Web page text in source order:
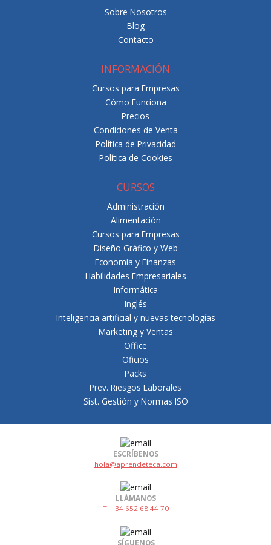
Sobre Nosotros
Blog
Contacto
INFORMACIÓN
Cursos para Empresas
Cómo Funciona
Precios
Condiciones de Venta
Política de Privacidad
Política de Cookies
CURSOS
Administración
Alimentación
Cursos para Empresas
Diseño Gráfico y Web
Economía y Finanzas
Habilidades Empresariales
Informática
Inglés
Inteligencia artificial y nuevas tecnologías
Marketing y Ventas
Office
Oficios
Packs
Prev. Riesgos Laborales
Sist. Gestión y Normas ISO
ESCRÍBENOS
hola@aprendeteca.com
LLÁMANOS
T. +34 652 68 44 70
SÍGUENOS